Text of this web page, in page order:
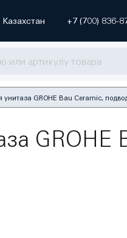
Казахстан +7 (700) 836-
GROHE Bau Ceramic,
GROHE